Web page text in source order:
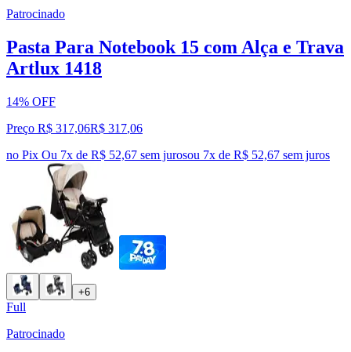
Patrocinado
Pasta Para Notebook 15 com Alça e Trava
Artlux 1418
14% OFF
Preço R$ 317,06R$ 317,06
no Pix Ou 7x de R$ 52,67 sem jurosou 7x de R$ 52,67 sem juros
+6
Full
Patrocinado